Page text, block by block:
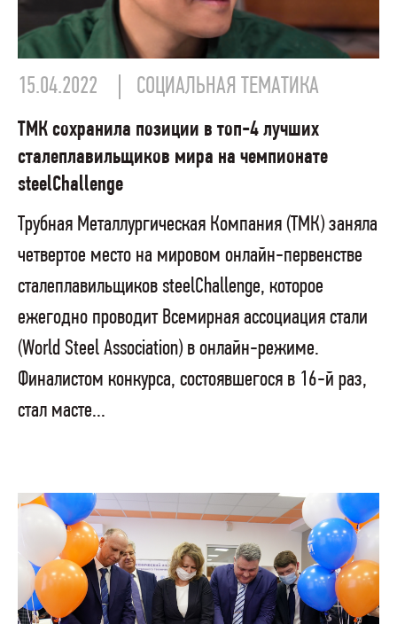
15.04.2022 СОЦИАЛЬНАЯ ТЕМАТИКА
ТМК сохранила позиции в топ-4 лучших
сталеплавильщиков мира на чемпионате
steelChallenge
Трубная Металлургическая Компания (ТМК) заняла
четвертое место на мировом онлайн-первенстве
сталеплавильщиков steelChallenge, которое
ежегодно проводит Всемирная ассоциация стали
(World Steel Association) в онлайн-режиме.
Финалистом конкурса, состоявшегося в 16-й раз,
стал масте...